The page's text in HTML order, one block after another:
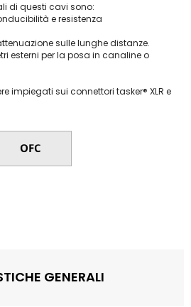
di questi cavi sono:
e resistenza
sulle lunghe distanze.
esterni per la posa in canaline o
impiegati sui connettori tasker® XLR e
GENERALI